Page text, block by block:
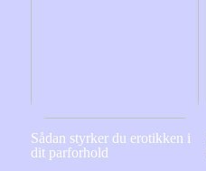
Sådan styrker du erotikken i
dit parforhold